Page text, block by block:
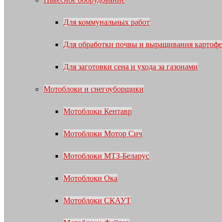
Для коммунальных работ
Для обработки почвы и выращивания
Для заготовки сена и ухода за газонами
Мотоблоки и снегоуборщики
Мотоблоки Кентавр
Мотоблоки Мотор Сич
Мотоблоки МТЗ-Беларус
Мотоблоки Ока
Мотоблоки СКАУТ